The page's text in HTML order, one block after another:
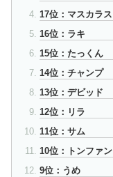
17位：マスカラス
16位：ラキ
15位：たっくん
14位：チャンプ
13位：デビッド
12位：リラ
11位：サム
10位：トンファン
9位：うめ